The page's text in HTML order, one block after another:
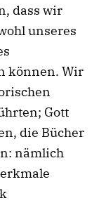
dass wir
unseres
können. Wir
Gott
die Bücher
nämlich